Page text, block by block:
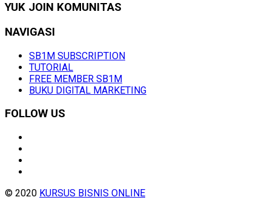
YUK JOIN KOMUNITAS
NAVIGASI
SB1M SUBSCRIPTION
TUTORIAL
FREE MEMBER SB1M
BUKU DIGITAL MARKETING
FOLLOW US
© 2020 KURSUS BISNIS ONLINE